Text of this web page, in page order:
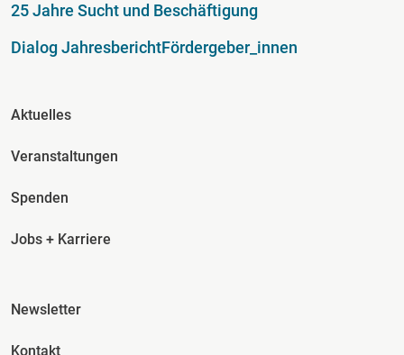
25 Jahre Sucht und Beschäftigung
Dialog JahresberichtFördergeber_innen
Fusszeile Spalte 2
Aktuelles
Veranstaltungen
Spenden
Jobs + Karriere
Fusszeile Spalte 3
Newsletter
Kontakt